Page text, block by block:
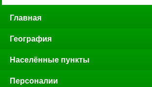
Главная
География
Населённые пункты
Персоналии